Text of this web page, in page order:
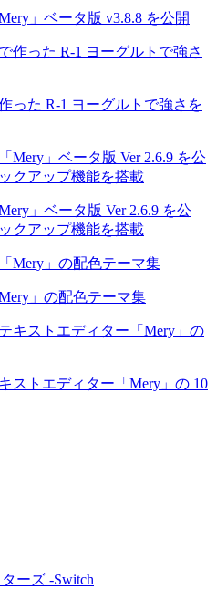
」ベータ版 v3.8.8 を公開
った R-1 ヨーグルトで強さを
」ベータ版 Ver 2.6.9 を公
クアップ機能を搭載
」の配色テーマ集
ストエディター「Mery」の 10
ーズ -Switch